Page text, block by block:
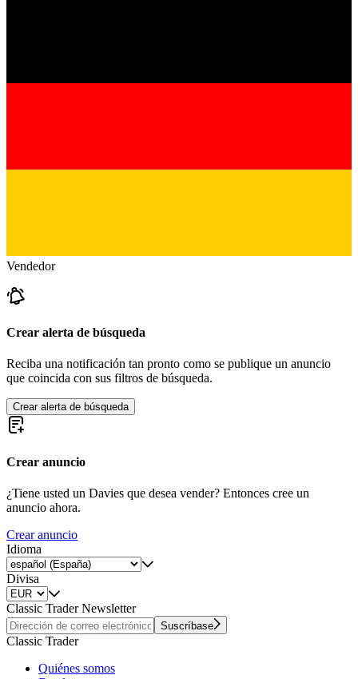
Vendedor
Crear alerta de búsqueda
Reciba una notificación tan pronto como se publique un anuncio
que coincida con sus filtros de búsqueda.
Crear alerta de búsqueda
Crear anuncio
¿Tiene usted un Davies que desea vender? Entonces cree un
anuncio ahora.
Crear anuncio
Idioma
Divisa
Classic Trader Newsletter
Suscríbase
Classic Trader
Quiénes somos